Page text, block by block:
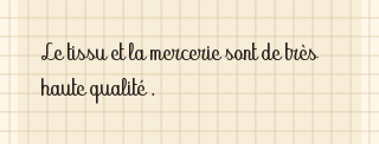
Le tissu et la mercerie sont de très
haute qualité .